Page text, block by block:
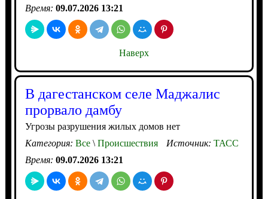
Время: 09.07.2026 13:21
Наверх
В дагестанском селе Маджалис
прорвало дамбу
Угрозы разрушения жилых домов нет
Категория: Все\Происшествия Источник: ТАСС
Время: 09.07.2026 13:21